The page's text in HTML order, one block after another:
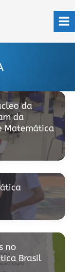
da
da
Matemática
no
Brasil